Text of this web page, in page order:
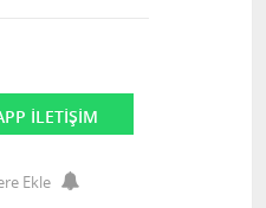
İLETIŞIM
Ekle